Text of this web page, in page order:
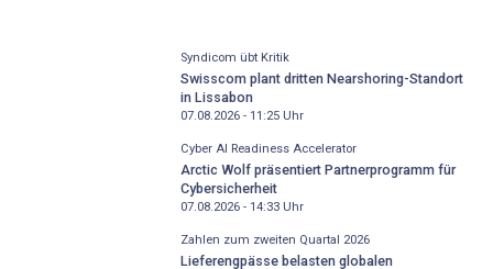
Syndicom übt Kritik
Swisscom plant dritten Nearshoring-Standort
in Lissabon
07.08.2026 - 11:25Uhr
Cyber AI Readiness Accelerator
Arctic Wolf präsentiert Partnerprogramm für
Cybersicherheit
07.08.2026 - 14:33Uhr
Zahlen zum zweiten Quartal 2026
Lieferengpässe belasten globalen